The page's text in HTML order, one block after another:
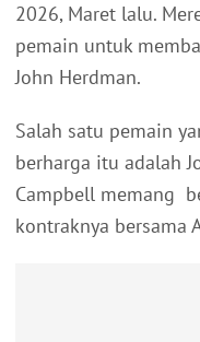
2026, Maret lalu.
pemain untuk
John Herdman.
Salah satu pemain
berharga itu adalah
Campbell memang
kontraknya bersama